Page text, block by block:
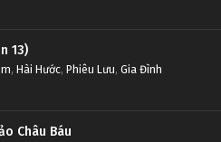
13)
, Hài Hước, Phiêu Lưu, Gia Đình
Châu Báu